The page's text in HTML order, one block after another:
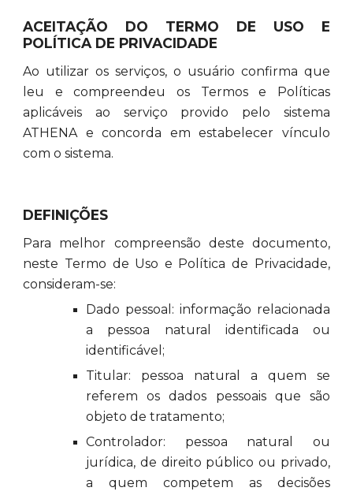
ACEITAÇÃO DO TERMO DE USO E
POLÍTICA DE PRIVACIDADE
Ao utilizar os serviços, o usuário confirma que
leu e compreendeu os Termos e Políticas
aplicáveis ao serviço provido pelo sistema
ATHENA e concorda em estabelecer vínculo
com o sistema.
DEFINIÇÕES
Para melhor compreensão deste documento,
neste Termo de Uso e Política de Privacidade,
consideram-se:
Dado pessoal: informação relacionada
a pessoa natural identificada ou
identificável;
Titular: pessoa natural a quem se
referem os dados pessoais que são
objeto de tratamento;
Controlador: pessoa natural ou
jurídica, de direito público ou privado,
a quem competem as decisões